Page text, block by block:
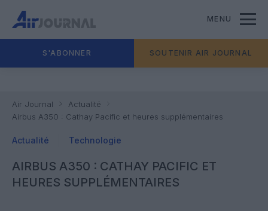
MENU
S'ABONNER SOUTENIR AIR JOURNAL
Air Journal
Actualité
Airbus A350 : Cathay Pacific et heures supplémentaires
Actualité Technologie
AIRBUS A350 : CATHAY PACIFIC ET
HEURES SUPPLÉMENTAIRES